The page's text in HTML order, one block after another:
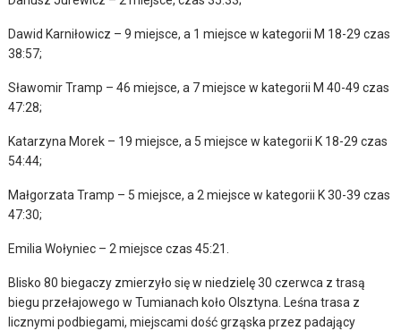
Dawid Karniłowicz – 9 miejsce, a 1 miejsce w kategorii M 18-29 czas
38:57;
Sławomir Tramp – 46 miejsce, a 7 miejsce w kategorii M 40-49 czas
47:28;
Katarzyna Morek – 19 miejsce, a 5 miejsce w kategorii K 18-29 czas
54:44;
Małgorzata Tramp – 5 miejsce, a 2 miejsce w kategorii K 30-39 czas
47:30;
Emilia Wołyniec – 2 miejsce czas 45:21.
Blisko 80 biegaczy zmierzyło się w niedzielę 30 czerwca z trasą
biegu przełajowego w Tumianach koło Olsztyna. Leśna trasa z
licznymi podbiegami, miejscami dość grząska przez padający